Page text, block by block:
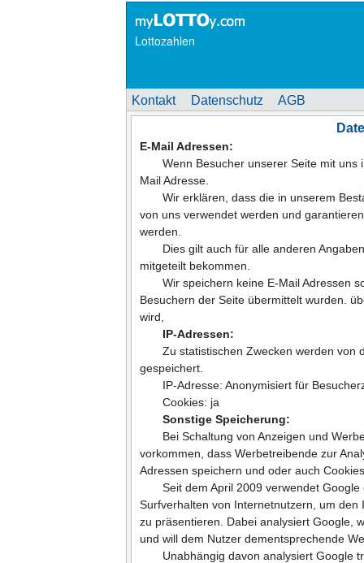
Lottozahlen
Kontakt Datenschutz
AGB
E-Mail Adressen:
Wenn Besucher unserer Seite mit
Mail Adresse.
Wir erklären, dass die in unserem
von uns verwendet werden und
werden.
Dies gilt auch für alle anderen
mitgeteilt bekommen.
Wir speichern keine E-Mail Adressen
Besuchern der Seite übermittelt wurden.
wird,
IP-Adressen:
Zu statistischen Zwecken werden von
gespeichert.
IP-Adresse: Anonymisiert für
Cookies: ja
Sonstige Speicherung:
Bei Schaltung von Anzeigen und
vorkommen, dass Werbetreibende zur
Adressen speichern und oder auch
Seit dem April 2009 verwendet
Surfverhalten von Internetnutzern, um
zu präsentieren. Dabei analysiert Google,
und will dem Nutzer dementsprechende
Unabhängig davon analysiert Google